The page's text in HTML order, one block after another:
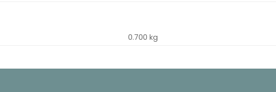
0.700 kg